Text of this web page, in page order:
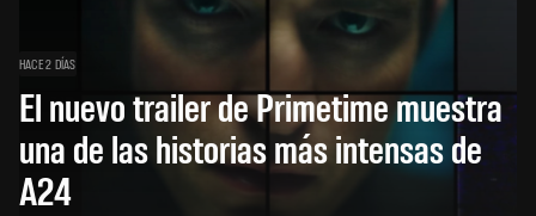
HACE 2 DÍAS
El nuevo trailer de Primetime muestra
una de las historias más intensas de
A24